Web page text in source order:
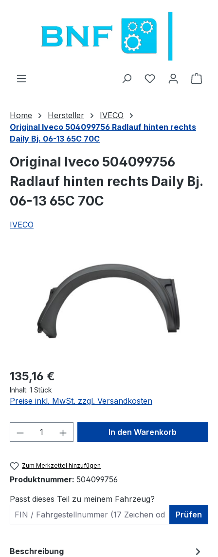
Du hast 0
Home Hersteller
IVECO
Original Iveco 504099756 Radlauf hinten rechts
Daily Bj. 06-13 65C 70C
Original Iveco 504099756
Radlauf hinten rechts Daily Bj.
06-13 65C 70C
IVECO
Regulärer Preis:
135,16 €
Inhalt: 1 Stück
Preise inkl. MwSt. zzgl. Versandkosten
Produkt Anzahl: Gib denIn den Warenkorb
Zum Merkzettel hinzufügen
Produktnummer: 504099756
Passt dieses Teil zu meinem Fahrzeug?
Prüfen
Beschreibung